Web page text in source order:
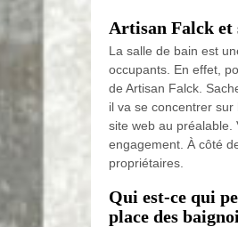
Artisan Falck et
La salle de bain est
occupants. En effet,
de Artisan Falck.
il va se concentrer
site web au préalable.
engagement. À côté
propriétaires.
Qui est-ce qui
place des